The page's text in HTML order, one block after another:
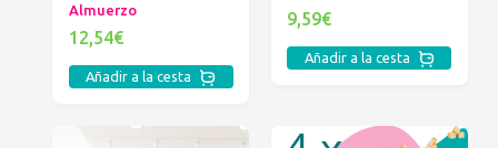
Almuerzo
12,54€
Añadir a la cesta
9,59€
Añadir a la cesta